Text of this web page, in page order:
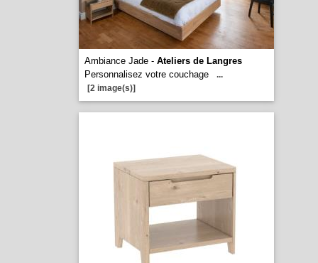
Ambiance Jade - Ateliers de Langres
Personnalisez votre couchage
...
[2 image(s)]